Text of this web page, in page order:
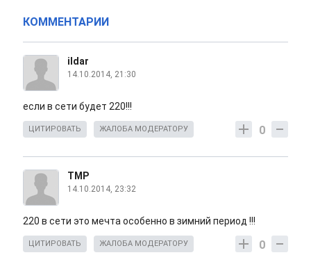
КОММЕНТАРИИ
ildar
14.10.2014, 21:30
если в сети будет 220!!!
0
ЦИТИРОВАТЬ ЖАЛОБА МОДЕРАТОРУ
TMP
14.10.2014, 23:32
220 в сети это мечта особенно в зимний период !!!
0
ЦИТИРОВАТЬ ЖАЛОБА МОДЕРАТОРУ